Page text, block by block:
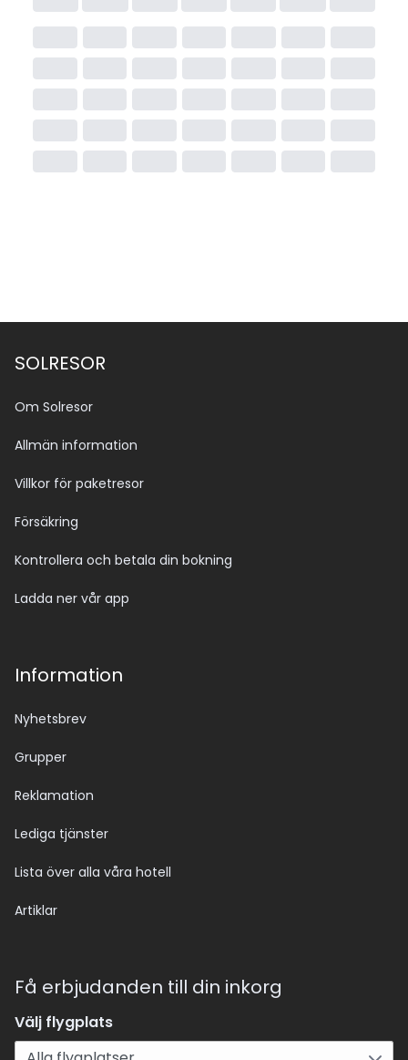
SOLRESOR
Om Solresor
Allmän information
Villkor för paketresor
Försäkring
Kontrollera och betala din bokning
Ladda ner vår app
Information
Nyhetsbrev
Grupper
Reklamation
Lediga tjänster
Lista över alla våra hotell
Artiklar
Få erbjudanden till din inkorg
Välj flygplats